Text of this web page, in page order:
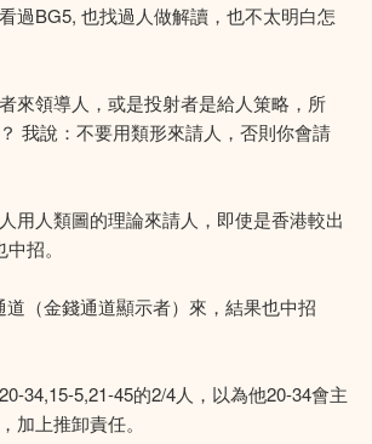
過BG5, 也找過人做解讀，也不太明白怎
來領導人，或是投射者是給人䇿略，所
我說：不要用類形來請人，否則你會請
用人類圖的理論來請人，即使是香港較出
招。
道（金錢通道顯示者）來，結果也中招
34,15-5,21-45的2/4人，以為他20-34會主
加上推卸責任。